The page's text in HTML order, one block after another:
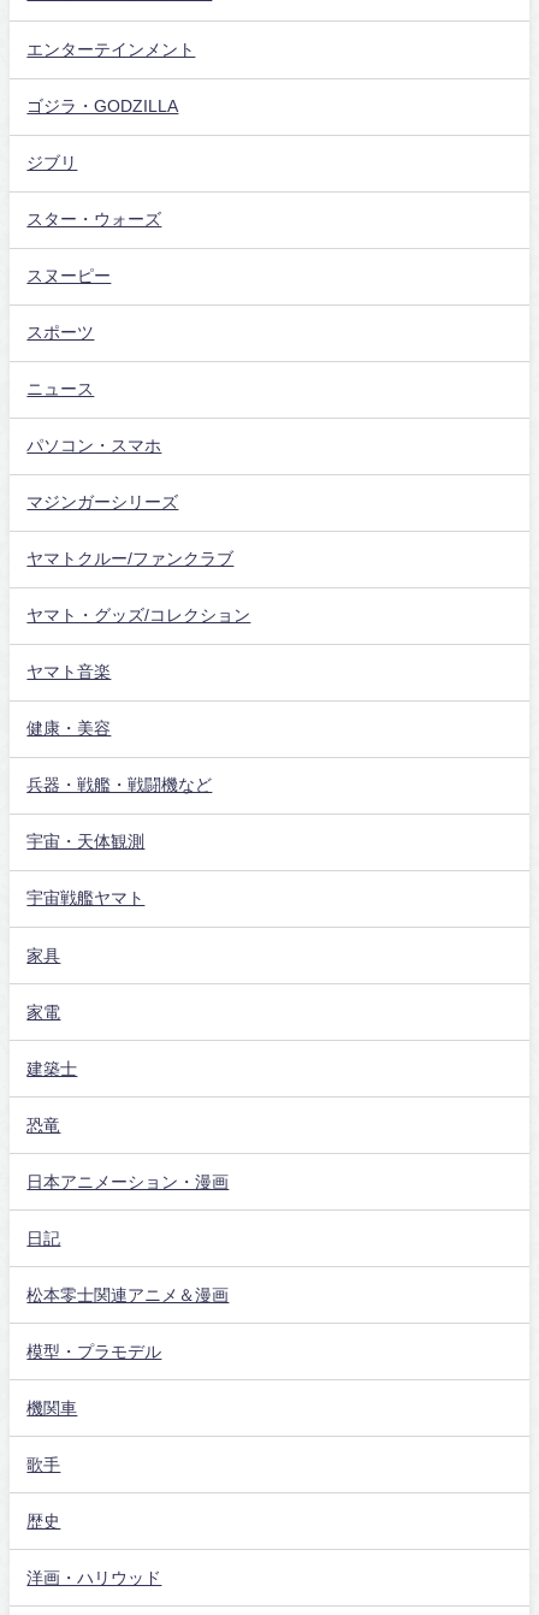
エンターテインメント
ゴジラ・GODZILLA
ジブリ
スター・ウォーズ
スヌーピー
スポーツ
ニュース
パソコン・スマホ
マジンガーシリーズ
ヤマトクルー/ファンクラブ
ヤマト・グッズ/コレクション
ヤマト音楽
健康・美容
兵器・戦艦・戦闘機など
宇宙・天体観測
宇宙戦艦ヤマト
家具
家電
建築士
恐竜
日本アニメーション・漫画
日記
松本零士関連アニメ＆漫画
模型・プラモデル
機関車
歌手
歴史
洋画・ハリウッド